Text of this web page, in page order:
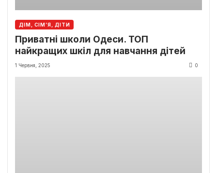
ДІМ, СІМ’Я, ДІТИ
Приватні школи Одеси. ТОП
найкращих шкіл для навчання дітей
1 Червня, 2025 0